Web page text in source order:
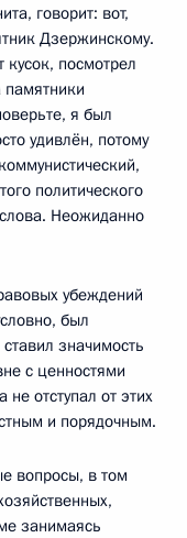
говорит: вот,
Дзержинскому.
кусок, посмотрел
я был
удивлён, потому
политического
Неожиданно
убеждений
был
значимость
с ценностями
отступал от этих
и порядочным.
вопросы, в том
занимаясь